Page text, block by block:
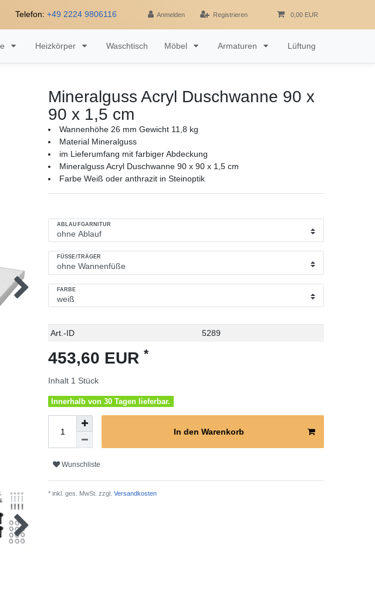
Telefon: +49 2224 9806116 Anmelden Registrieren 0,00 EUR
Heizkörper Waschtisch Möbel Armaturen Lüftung
Mineralguss Acryl Duschwanne 90 x
90 x 1,5 cm
Wannenhöhe 26 mm Gewicht 11,8 kg
Material Mineralguss
im Lieferumfang mit farbiger Abdeckung
Mineralguss Acryl Duschwanne 90 x 90 x 1,5 cm
Farbe Weiß oder anthrazit in Steinoptik
ABLAUFGARNITUR
FÜSSE/TRÄGER
FARBE
Technisches
Wert
Art.-ID 5289
453,60 EUR *
Inhalt 1 Stück
Innerhalb von 30 Tagen lieferbar.
In den Warenkorb
Wunschliste
* inkl. ges. MwSt. zzgl. Versandkosten